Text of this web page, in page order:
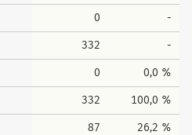
0 -
332 -
0 0,0 %
332 100,0 %
87 26,2 %